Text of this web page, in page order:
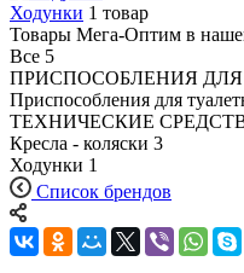
Ходунки 1 товар
Товары Мега-Оптим в
Все 5
ПРИСПОСОБЛЕНИЯ
Приспособления для
ТЕХНИЧЕСКИЕ
Кресла - коляски 3
Ходунки 1
Список брендов